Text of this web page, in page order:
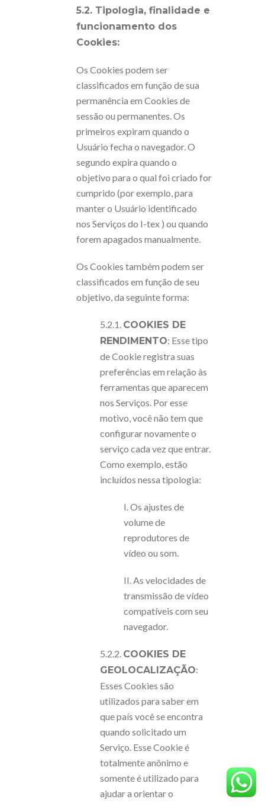
5.2. Tipologia, finalidade e
funcionamento dos
Cookies:
Os Cookies podem ser
classificados em função de sua
permanência em Cookies de
sessão ou permanentes. Os
primeiros expiram quando o
Usuário fecha o navegador. O
segundo expira quando o
objetivo para o qual foi criado for
cumprido (por exemplo, para
manter o Usuário identificado
nos Serviços do I-tex ) ou quando
forem apagados manualmente.
Os Cookies também podem ser
classificados em função de seu
objetivo, da seguinte forma:
5.2.1. COOKIES DE
RENDIMENTO: Esse tipo
de Cookie registra suas
preferências em relação às
ferramentas que aparecem
nos Serviços. Por esse
motivo, você não tem que
configurar novamente o
serviço cada vez que entrar.
Como exemplo, estão
incluídos nessa tipologia:
I. Os ajustes de
volume de
reprodutores de
vídeo ou som.
II. As velocidades de
transmissão de vídeo
compatíveis com seu
navegador.
5.2.2. COOKIES DE
GEOLOCALIZAÇÃO:
Esses Cookies são
utilizados para saber em
que país você se encontra
quando solicitado um
Serviço. Esse Cookie é
totalmente anônimo e
somente é utilizado para
ajudar a orientar o